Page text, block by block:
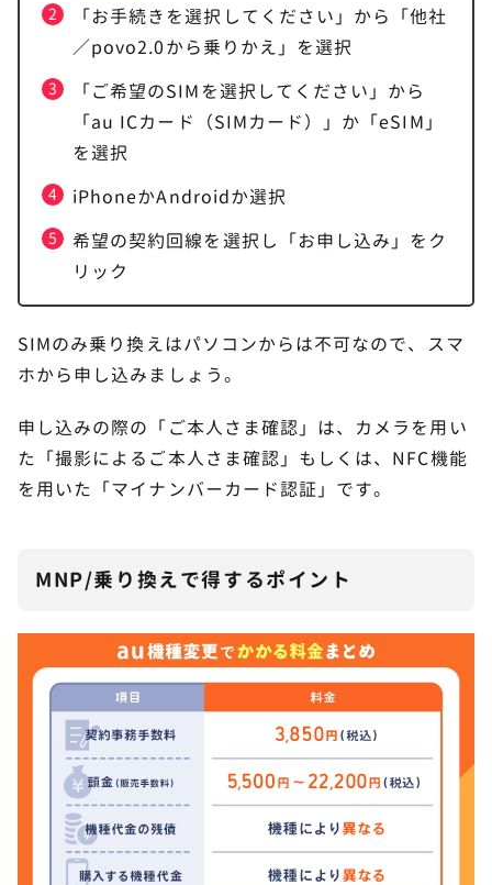
「お手続きを選択してください」から「他社
／povo2.0から乗りかえ」を選択
「ご希望のSIMを選択してください」から
「au ICカード（SIMカード）」か「eSIM」
を選択
iPhoneかAndroidか選択
希望の契約回線を選択し「お申し込み」をク
リック
SIMのみ乗り換えはパソコンからは不可なので、スマ
ホから申し込みましょう。
申し込みの際の「ご本人さま確認」は、カメラを用い
た「撮影によるご本人さま確認」もしくは、NFC機能
を用いた「マイナンバーカード認証」です。
MNP/乗り換えで得するポイント